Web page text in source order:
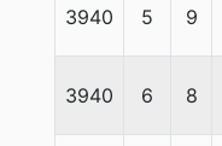
3940 5 9
3940 6 8